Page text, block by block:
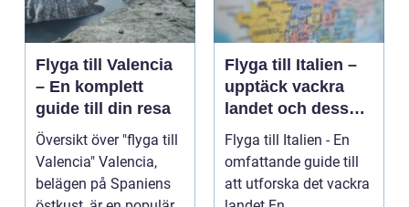
Flyga till Valencia
– En komplett
guide till din resa
Översikt över "flyga till
Valencia" Valencia,
belägen på Spaniens
Flyga till Italien –
upptäck vackra
landet och dess
mångfald
Flyga till Italien - En
omfattande guide till
att utforska det vackra